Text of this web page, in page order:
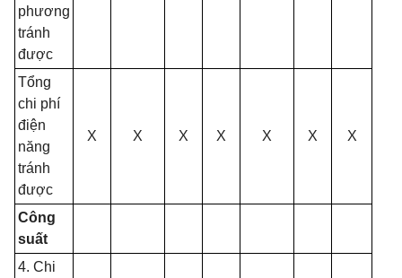
phương
tránh
được
Tổng
chi phí
điện
năng
tránh
được
X X X X X X X
Công
suất
4. Chi